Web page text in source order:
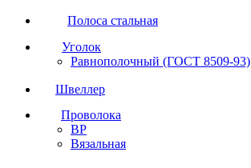
Полоса стальная
Уголок
Равнополочный (ГОСТ 8509-93)
Швеллер
Проволока
ВР
Вязальная